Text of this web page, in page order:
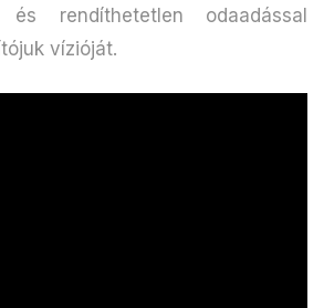
és rendíthetetlen odaadással
vízióját.